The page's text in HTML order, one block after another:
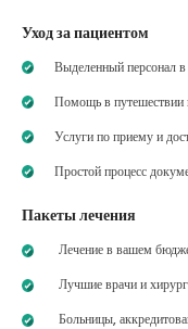
Уход за пациентом
Выделенный персонал в
Помощь в путешествии
Услуги по приему и
Простой процесс
Пакеты лечения
Лечение в вашем
Лучшие врачи и
Больницы,